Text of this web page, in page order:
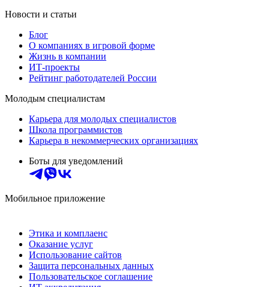
Новости и статьи
Блог
О компаниях в игровой форме
Жизнь в компании
ИТ-проекты
Рейтинг работодателей России
Молодым специалистам
Карьера для молодых специалистов
Школа программистов
Карьера в некоммерческих организациях
Боты для уведомлений
Мобильное приложение
Этика и комплаенс
Оказание услуг
Использование сайтов
Защита персональных данных
Пользовательское соглашение